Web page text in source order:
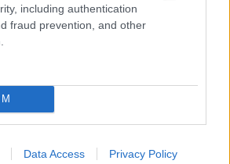
including authentication
fraud prevention, and other
Data Access Privacy Policy